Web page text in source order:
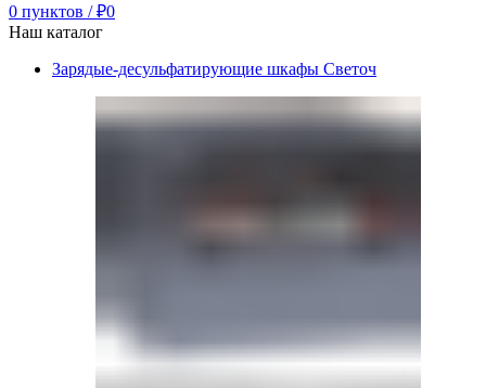
0 пунктов / ₽0
Наш каталог
Зарядые-десульфатирующие шкафы Светоч